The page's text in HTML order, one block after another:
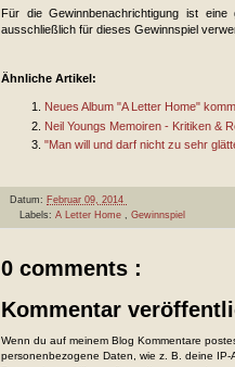
Für die Gewinnbenachrichtigung ist
ausschließlich für dieses Gewinnspiel
Ähnliche Artikel:
Neues Album "A Letter Home"
Neil Youngs Memoiren - Kritiken &
"Man will und darf nicht zu sehr
Datum: Februar 09, 2014
Labels: A Letter Home , Gewinnspiel
0 comments :
Kommentar
Wenn du auf meinem Blog Kommentare
personenbezogene Daten, wie z. B. deine